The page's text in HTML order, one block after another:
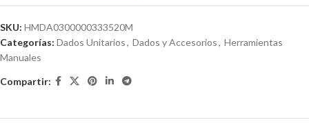
SKU: HMDA0300000333520M
Categorías: Dados Unitarios, Dados y Accesorios, Herramientas
Manuales
Compartir: